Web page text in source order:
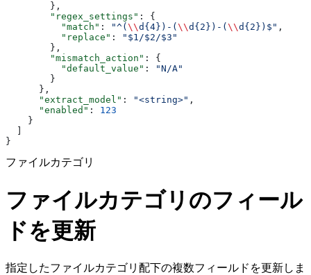
        },
        "regex_settings"
: {
          "match"
: "^( \\d{4})-( \\d{2})-( \\d{2})$" ,
          "replace"
:
"$1/$2/$3"
        },
        "mismatch_action"
: {
          "default_value"
:
"N/A"
        }
      },
      "extract_model"
: "<string>" ,
      "enabled"
: 123
    }
}
ファイルカテゴリ
ファイルカテゴリのフィール
ドを更新
指定したファイルカテゴリ配下の複数フィールドを更新しま